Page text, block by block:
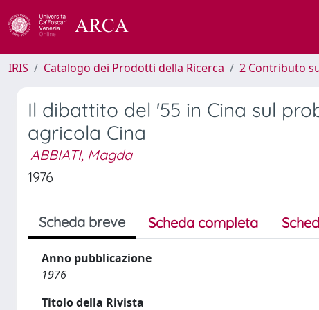
IRIS Catalogo dei Prodotti della Ricerca 2 Contributo
Il dibattito del '55 in Cina sul
agricola Cina
ABBIATI, Magda
1976
Scheda breve Scheda completa
Anno pubblicazione
1976
Titolo della Rivista